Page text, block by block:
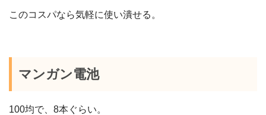
このコスパなら気軽に使い潰せる。
マンガン電池
100均で、8本ぐらい。